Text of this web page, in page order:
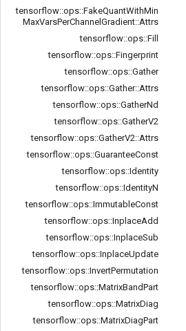
tensorflow::ops::FakeQuantWithMin
MaxVarsPerChannel Gradient::Attrs
tensorflow::ops::Fill
tensorflow::ops::Fingerprint
tensorflow::ops::Gather
tensorflow::ops::Gather::Attrs
tensorflow::ops::GatherNd
tensorflow::ops::GatherV2
tensorflow::ops::GatherV2::Attrs
tensorflow::ops::GuaranteeConst
tensorflow::ops::Identity
tensorflow::ops::IdentityN
tensorflow::ops::ImmutableConst
tensorflow::ops::InplaceAdd
tensorflow::ops::InplaceSub
tensorflow::ops::InplaceUpdate
tensorflow::ops::InvertPermutation
tensorflow::ops::MatrixBandPart
tensorflow::ops::MatrixDiag
tensorflow::ops::MatrixDiagPart